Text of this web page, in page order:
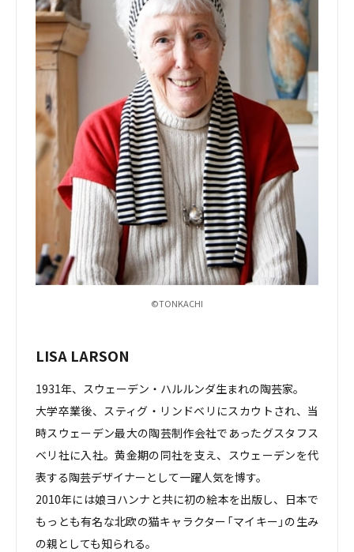
©TONKACHI
LISA LARSON
1931年、スウェーデン・ハルルンダ生まれの陶芸家。
大学卒業後、スティグ・リンドベリにスカウトされ、当
時スウェーデン最大の陶芸制作会社であったグスタフス
ベリ社に入社。黄金期の同社を支え、スウェーデンを代
表する陶芸デザイナーとして一躍人気を博す。
2010年には娘ヨハンナと共に初の絵本を出版し、日本で
もっとも有名な北欧の猫キャラクター「マイキー」の生み
の親としても知られる。